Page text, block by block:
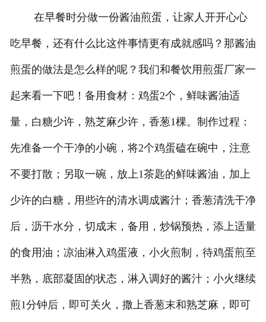
在早餐时分做一份酱油煎蛋，让家人开开心心
吃早餐，还有什么比这件事情更有成就感吗？那酱油
煎蛋的做法是怎么样的呢？我们和餐饮用煎蛋厂家一
起来看一下吧！备用食材：鸡蛋2个，鲜味酱油适
量，白糖少许，熟芝麻少许，香葱1棵。制作过程：
先准备一个干净的小碗，将2个鸡蛋磕在碗中，注意
不要打散；另取一碗，放上1茶匙的鲜味酱油，加上
少许的白糖，用些许的清水调成酱汁；香葱清洗干净
后，沥干水分，切成末，备用，炒锅预热，添上适量
的食用油；凉油淋入鸡蛋液，小火煎制，待鸡蛋煎至
半熟，底部凝固的状态，淋入调好的酱汁；小火继续
煎1分钟后，即可关火，撒上香葱末和熟芝麻，即可